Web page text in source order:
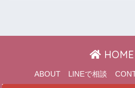
HOME
ABOUT LINEで相談